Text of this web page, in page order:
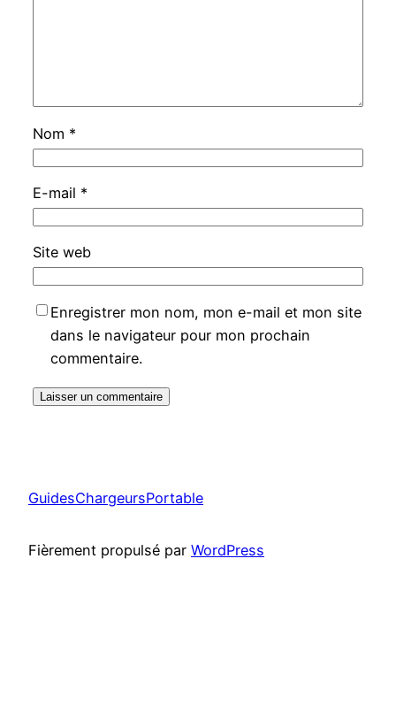
Nom *
E-mail *
Site web
Enregistrer mon nom, mon e-mail et mon site
dans le navigateur pour mon prochain
commentaire.
GuidesChargeursPortable
Fièrement propulsé par WordPress